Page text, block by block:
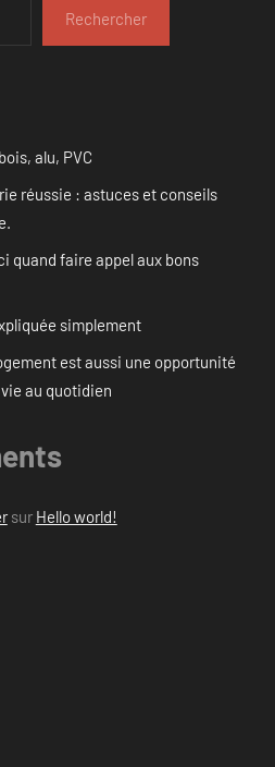
Rechercher
alu, PVC
réussie : astuces et conseils
quand faire appel aux bons
simplement
est aussi une opportunité
au quotidien
sur Hello world!